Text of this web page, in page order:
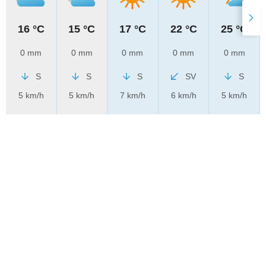
16 °C
0 mm
S
5 km/h
15 °C
0 mm
S
5 km/h
17 °C
0 mm
S
7 km/h
22 °C
0 mm
SV
6 km/h
25 °C
0 mm
S
5 km/h